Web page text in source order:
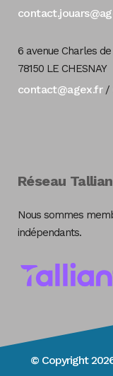
6 avenue Charles
78150 LE CHESNAY
contact@agex.fr/
Réseau
Nous sommes
indépendants.
© Copyright